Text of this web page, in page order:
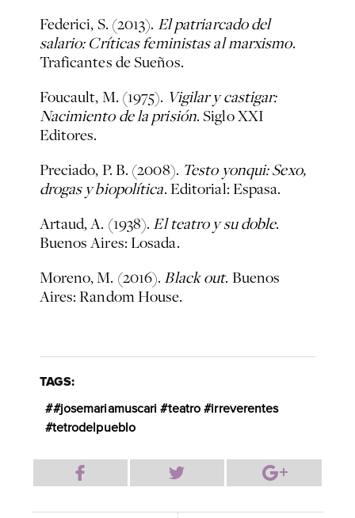
Federici, S. (2013). El patriarcado del
salario: Críticas feministas al marxismo.
Traficantes de Sueños.
Foucault, M. (1975). Vigilar y castigar:
Nacimiento de la prisión. Siglo XXI
Editores.
Preciado, P. B. (2008). Testo yonqui: Sexo,
drogas y biopolítica. Editorial: Espasa.
Artaud, A. (1938).El teatro y su doble.
Buenos Aires: Losada.
Moreno, M. (2016).Black out. Buenos
Aires: Random House.
TAGS:
#josemariamuscari #teatro #irreverentes
#tetrodelpueblo